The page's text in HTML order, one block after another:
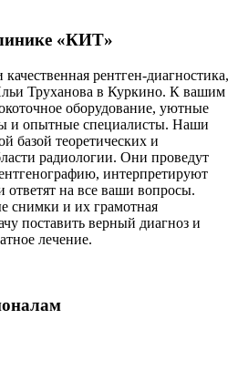
«КИТ»
рентген-диагностика,
Труханова в Куркино. К вашим
оборудование, уютные
и опытные специалисты. Наши
базой теоретических и
радиологии. Они проведут
интерпретируют
ответят на все ваши вопросы.
снимки и их грамотная
поставить верный диагноз и
лечение.